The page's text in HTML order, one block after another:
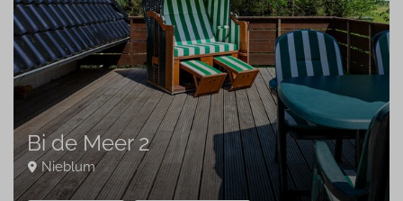
Bi de Meer 2
Nieblum